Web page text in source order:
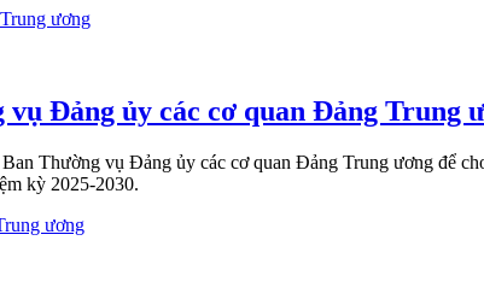
Đảng ủy các cơ quan Đảng Trung
Thường vụ Đảng ủy các cơ quan Đảng Trung ương để
kỳ 2025-2030.